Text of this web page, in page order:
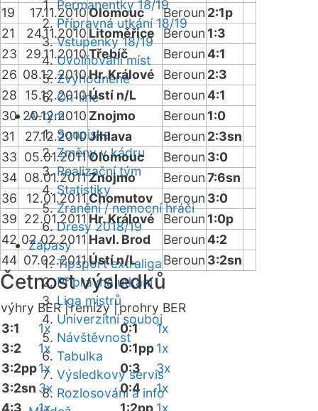
Permanentky 18/19
Přípravná utkání 18/19
Vstupenky 18/19
Uvolňování míst
Zvýhodněné
On-line
A-tým
Soupiska
Změny v kádru
Realizační tým
Statistiky
Zranění / nemocní hráči
Dresy 2018/19
Zápasy
Tipsport extraliga
Přípravná utkání
Liga mistrů
Univerzitní souboj
Návštěvnost
Tabulka
Výsledkový servis
Rozlosování a info
19
17.11.2010Olomouc Beroun 2:1p
21
24.11.2010 Litoměřice Beroun 1:3
23
29.11.2010Třebíč Beroun4:1
26 08.12.2010Hr. Králové Beroun 2:3
28
15.12.2010Ústí n/L Beroun4:1
30 20.12.2010 Znojmo Beroun 1:0
31
27.12.2010Jihlava Beroun 2:3sn
33 05.01.2011 Olomouc Beroun 3:0
34 08.01.2011Znojmo Beroun7:6sn
36
12.01.2011Chomutov Beroun 3:0
39 22.01.2011 Hr. Králové Beroun 1:0p
42 02.02.2011 Havl. Brod Beroun4:2
44 07.02.2011Ústí n/L Beroun 3:2sn
Četnost výsledků
výhry BER |remízy |prohry BER
3:1
1x
3:2
1x
3:2pp1x
3:2sn 3x
4:3
1x
0:1
1x
0:1pp1x
0:3
3x
0:4
1x
1:2pp 1x